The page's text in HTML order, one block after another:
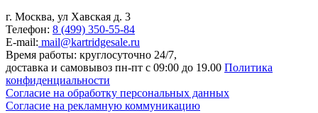
г. Москва, ул Хавская д. 3
Телефон: 8 (499) 350-55-84
E-mail: mail@kartridgesale.ru
Время работы: круглосуточно 24/7,
доставка и самовывоз пн-пт с 09:00 до 19.00 Политика
конфиденциальности
Согласие на обработку персональных данных
Согласие на рекламную коммуникацию